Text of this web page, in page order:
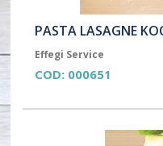
PASTA LASAGNE
Effegi Service
COD: 000651